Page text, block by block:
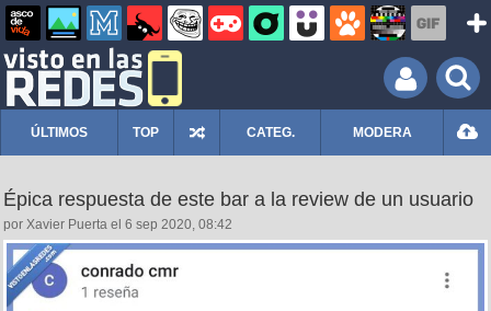
ÚLTIMOS TOP CATEG. MODERA
Épica respuesta de este bar a la review de un usuario
por Xavier Puerta el 6 sep 2020, 08:42